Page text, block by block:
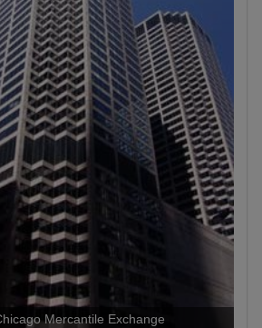
Mercantile Exchange